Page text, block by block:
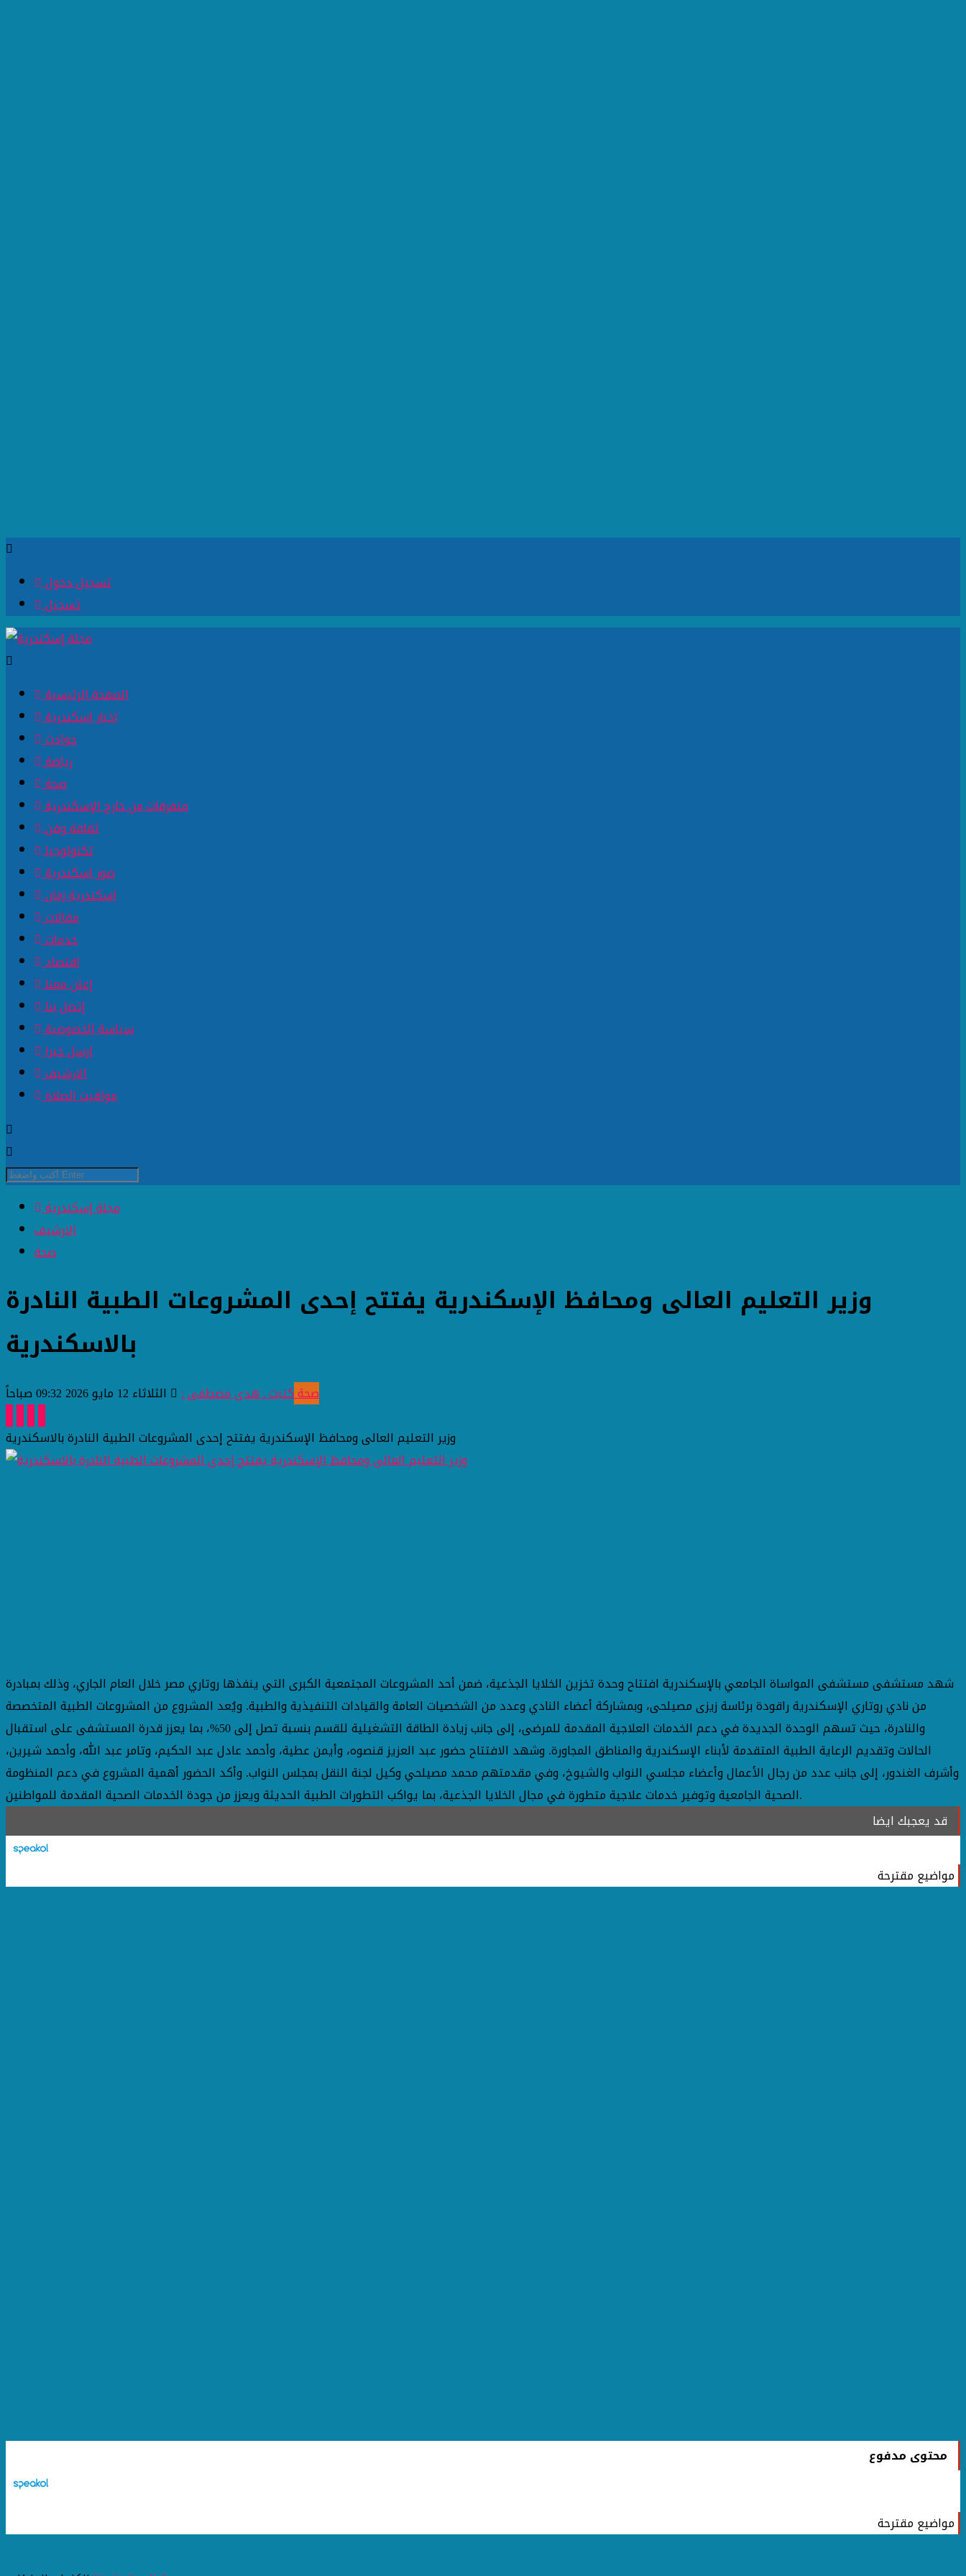
تسجيل دخول
تسجيل
الصفحة الرئيسية
اخبار اسكندرية
حوادث
رياضة
صحة
متفرقات من خارج الإسكندرية
ثقافة وفن
تكنولوجيا
صور اسكندرية
اسكندرية زمان
مقالات
خدمات
اقتصاد
إعلن معنا
إتصل بنا
سياسة الخصوصية
ارسل خبرا
الارشيف
مواقيت الصلاة
مجلة إسكندرية
الارشيف
صحة
وزير التعليم العالى ومحافظ الإسكندرية يفتتح إحدى المشروعات الطبية النادرة
بالاسكندرية
صحةكتبت ـ هدى مصطفى :
الثلاثاء 12 مايو 2026 09:32 صباحاً
وزير التعليم العالى ومحافظ الإسكندرية يفتتح إحدى المشروعات الطبية النادرة بالاسكندرية
شهد مستشفى مستشفى المواساة الجامعي بالإسكندرية افتتاح وحدة تخزين الخلايا الجذعية، ضمن أحد المشروعات المجتمعية الكبرى التي ينفذها روتاري مصر خلال العام الجاري، وذلك بمبادرة
من نادي روتاري الإسكندرية راقودة برئاسة زيزى مصيلحى، وبمشاركة أعضاء النادي وعدد من الشخصيات العامة والقيادات التنفيذية والطبية. ويُعد المشروع من المشروعات الطبية المتخصصة
والنادرة، حيث تسهم الوحدة الجديدة في دعم الخدمات العلاجية المقدمة للمرضى، إلى جانب زيادة الطاقة التشغيلية للقسم بنسبة تصل إلى 50%، بما يعزز قدرة المستشفى على استقبال
الحالات وتقديم الرعاية الطبية المتقدمة لأبناء الإسكندرية والمناطق المجاورة. وشهد الافتتاح حضور عبد العزيز قنصوه، وأيمن عطية، وأحمد عادل عبد الحكيم، وتامر عبد الله، وأحمد شيرين،
وأشرف الغندور، إلى جانب عدد من رجال الأعمال وأعضاء مجلسي النواب والشيوخ، وفي مقدمتهم محمد مصيلحي وكيل لجنة النقل بمجلس النواب. وأكد الحضور أهمية المشروع في دعم المنظومة
الصحية الجامعية وتوفير خدمات علاجية متطورة في مجال الخلايا الجذعية، بما يواكب التطورات الطبية الحديثة ويعزز من جودة الخدمات الصحية المقدمة للمواطنين.
قد يعجبك ايضا
مواضيع مقترحة
محتوى مدفوع
مواضيع مقترحة